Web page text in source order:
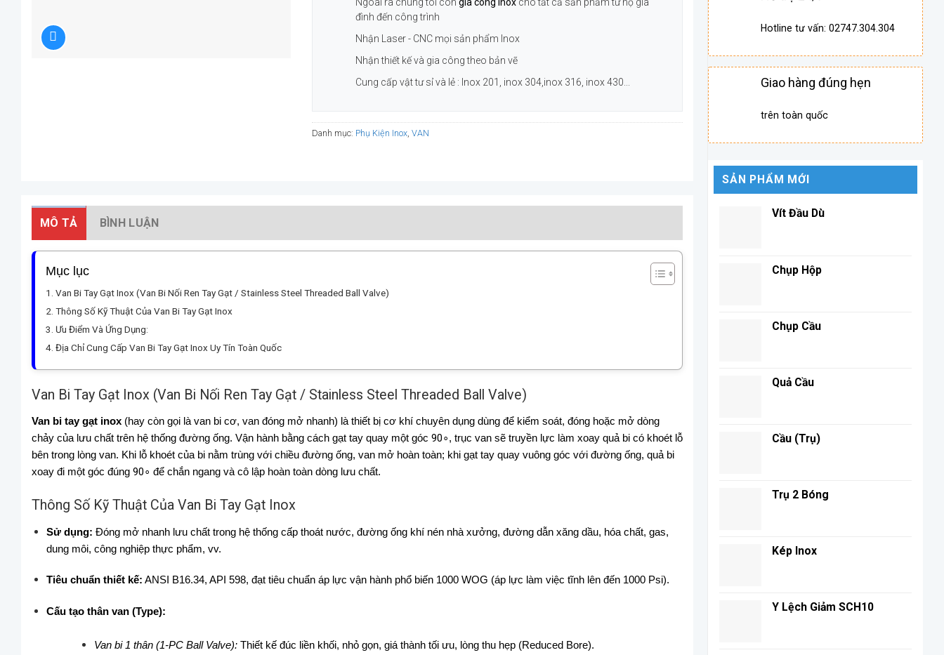
Hotline tư vấn: 02747.304.304
Giao hàng đúng hẹn
trên toàn quốc
SẢN PHẨM MỚI
Vít Đầu Dù
Chụp Hộp
Chụp Cầu
Quả Cầu
Cầu (Trụ)
Trụ 2 Bóng
Kép Inox
Y Lệch Giảm SCH10
đình đến công trình
Nhận Laser - CNC mọi sản phẩm Inox
Nhận thiết kế và gia công theo bản vẽ
Cung cấp vật tư sỉ và lẻ : Inox 201, inox 304,inox 316, inox 430...
Danh mục: Phụ Kiện Inox, VAN
MÔ TẢ BÌNH LUẬN
Mục lục
Van Bi Tay Gạt Inox (Van Bi Nối Ren Tay Gạt / Stainless Steel Threaded Ball Valve)
Thông Số Kỹ Thuật Của Van Bi Tay Gạt Inox
Ưu Điểm Và Ứng Dụng:
Địa Chỉ Cung Cấp Van Bi Tay Gạt Inox Uy Tín Toàn Quốc
Van Bi Tay Gạt Inox (Van Bi Nối Ren Tay Gạt / Stainless Steel Threaded Ball Valve)
Van bi tay gạt inox (hay còn gọi là van bi cơ, van đóng mở nhanh) là thiết bị cơ khí chuyên dụng dùng để kiểm soát, đóng hoặc mở dòng
chảy của lưu chất trên hệ thống đường ống. Vận hành bằng cách gạt tay quay một góc 90∘, trục van sẽ truyền lực làm xoay quả bi có khoét lỗ
bên trong lòng van. Khi lỗ khoét của bi nằm trùng với chiều đường ống, van mở hoàn toàn; khi gạt tay quay vuông góc với đường ống, quả bi
xoay đi một góc đúng 90∘ để chắn ngang và cô lập hoàn toàn dòng lưu chất.
Thông Số Kỹ Thuật Của Van Bi Tay Gạt Inox
Sử dụng: Đóng mở nhanh lưu chất trong hệ thống cấp thoát nước, đường ống khí nén nhà xưởng, đường dẫn xăng dầu, hóa chất, gas,
dung môi, công nghiệp thực phẩm, vv.
Tiêu chuẩn thiết kế: ANSI B16.34, API 598, đạt tiêu chuẩn áp lực vận hành phổ biến 1000 WOG (áp lực làm việc tĩnh lên đến 1000 Psi).
Cấu tạo thân van (Type):
Van bi 1 thân (1-PC Ball Valve):Thiết kế đúc liền khối, nhỏ gọn, giá thành tối ưu, lòng thu hẹp (Reduced Bore).